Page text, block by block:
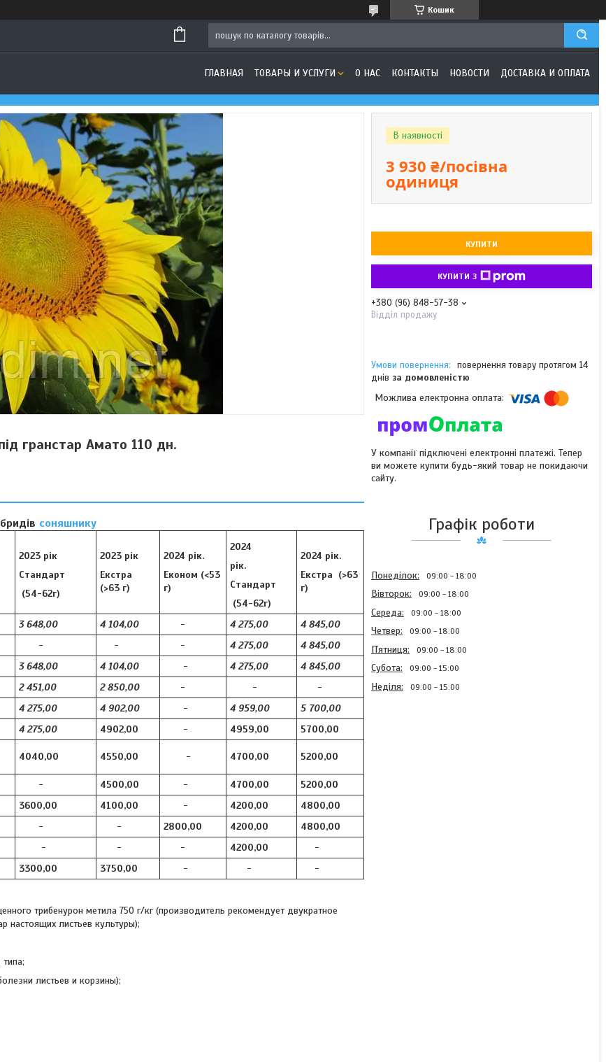
Кошик
ГЛАВНАЯ ТОВАРЫ И УСЛУГИ О НАС КОНТАКТЫ НОВОСТИ ДОСТАВКА И ОПЛАТА
гранстар Амато 110 дн.
соняшнику
2023 рік
Стандарт
(54-62г)
2023 рік
Екстра
(>63 г)
2024 рік.
Економ (<53
г)
2024
рік.
Стандарт
(54-62г)
2024 рік.
Екстра (>63
г)
3 648,00 4 104,00 - 4 275,00
4 845,00
- - - 4 275,00
4 845,00
3 648,00 4 104,00 - 4 275,00
4 845,00
2 451,00 2 850,00 - -
-
4 275,00 4 902,00 - 4 959,00
5 700,00
4 275,00 4902,00 - 4959,00
5700,00
4040,00 4550,00 - 4700,00 5200,00
- 4500,00 - 4700,00
5200,00
3600,00 4100,00 - 4200,00
4800,00
- - 2800,00 4200,00
4800,00
- - - 4200,00
-
3300,00 3750,00 - -
-
трибенурон метила 750 г/кг (производитель рекомендует двукратное
настоящих листьев культуры);
листьев и корзины);
В наявності
3 930 ₴/посівна
одиниця
КУПИТИ
КУПИТИ З
+380 (96) 848-57-38
Відділ продажу
повернення товару протягом 14
днів за домовленістю
У компанії підключені електронні платежі. Тепер
ви можете купити будь-який товар не покидаючи
сайту.
Графік роботи
Понеділок 09:00 18:00
Вівторок 09:00 18:00
Середа 09:00 18:00
Четвер 09:00 18:00
Пʼятниця 09:00 18:00
Субота 09:00 15:00
Неділя 09:00 15:00